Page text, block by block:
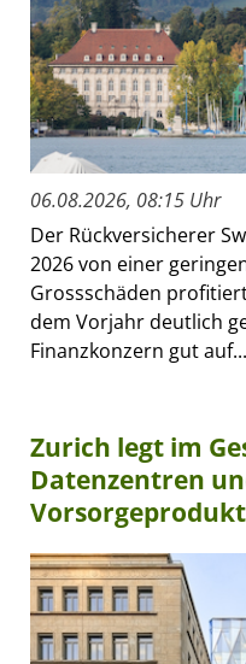
06.08.2026, 08:15 Uhr
Der Rückversicherer
2026 von einer
Grossschäden
dem Vorjahr deutlich
Finanzkonzern gut auf...
Zurich legt im
Datenzentren